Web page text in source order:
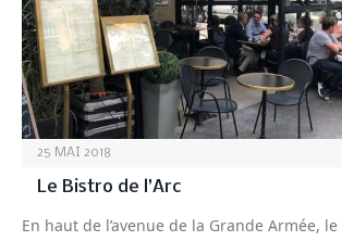
25 MAI 2018
Le Bistro de l’Arc
En haut de l’avenue de la Grande Armée, le